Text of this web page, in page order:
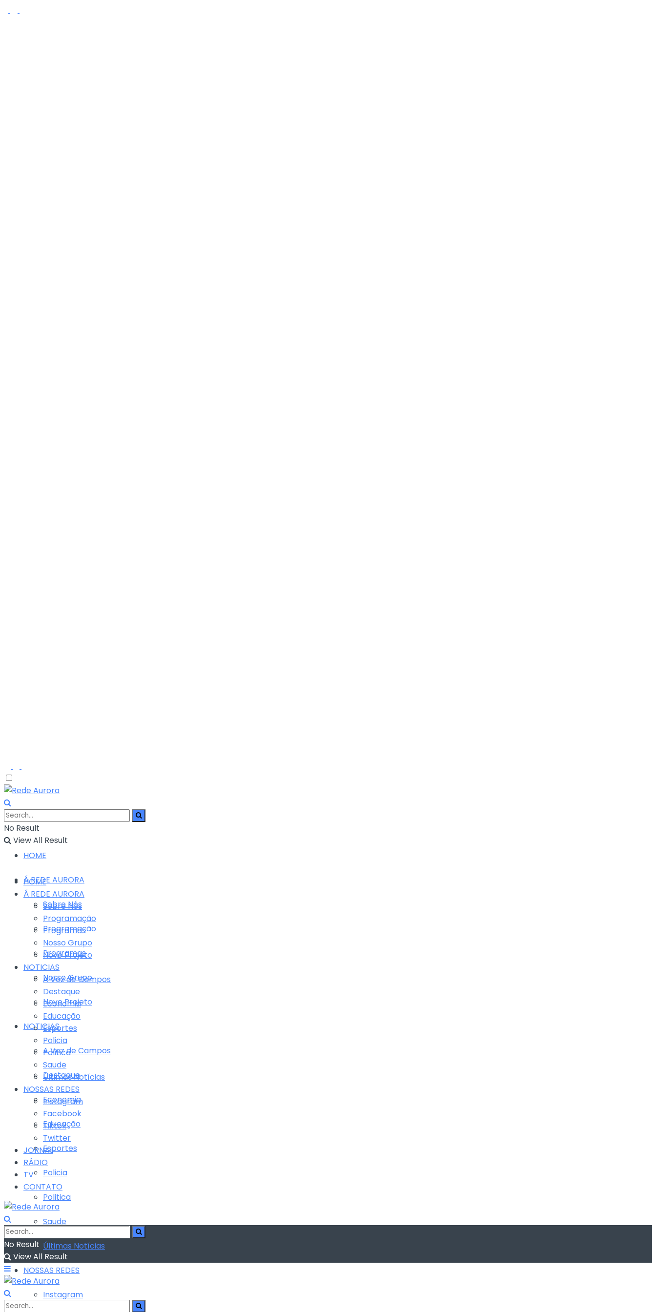
No Result
View All Result
HOME
Á REDE AURORA
Sobre Nós
Programação
Programas
Nosso Grupo
Novo Projeto
NOTICIAS
A Voz de Campos
Destaque
Economia
Educação
Esportes
Policia
Politica
Saude
Últimas Notícias
NOSSAS REDES
Instagram
HOME
Á REDE AURORA
Sobre Nós
Programação
Programas
Nosso Grupo
Novo Projeto
NOTICIAS
A Voz de Campos
Destaque
Economia
Educação
Esportes
Policia
Politica
Saude
Últimas Notícias
NOSSAS REDES
Instagram
Facebook
Tiktok
Twitter
JORNAL
RÁDIO
TV
CONTATO
No Result
View All Result